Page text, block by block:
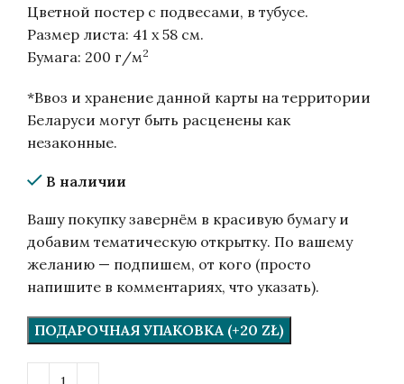
Цветной постер с подвесами, в тубусе.
Размер листа: 41 x 58 см.
Бумага: 200 г/м2
*Ввоз и хранение данной карты на территории
Беларуси могут быть расценены как
незаконные.
В наличии
Вашу покупку завернём в красивую бумагу и
добавим тематическую открытку. По вашему
желанию — подпишем, от кого (просто
напишите в комментариях, что указать).
ПОДАРОЧНАЯ УПАКОВКА (+20 ZŁ)